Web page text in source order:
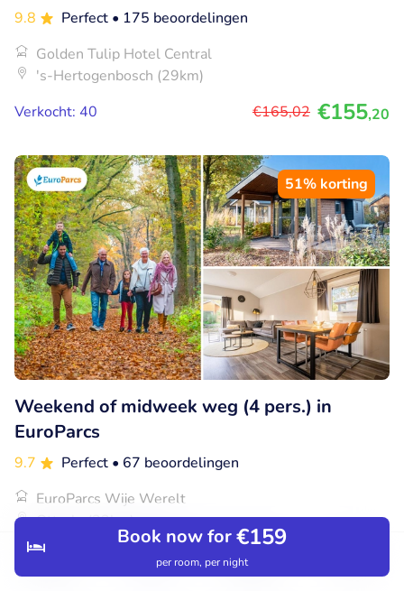
Search Bookings
Book now for€159
per room, per night
9.8 Perfect • 175 beoordelingen
Golden Tulip Hotel Central
's-Hertogenbosch (29km)
Verkocht: 40
€165,02 €155,20
51% korting
Weekend of midweek weg (4 pers.) in
EuroParcs
9.7 Perfect • 67 beoordelingen
EuroParcs Wije Werelt
Otterlo (32km)
Verkocht: 64